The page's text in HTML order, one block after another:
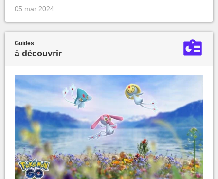
05 mar 2024
Guides
à découvrir